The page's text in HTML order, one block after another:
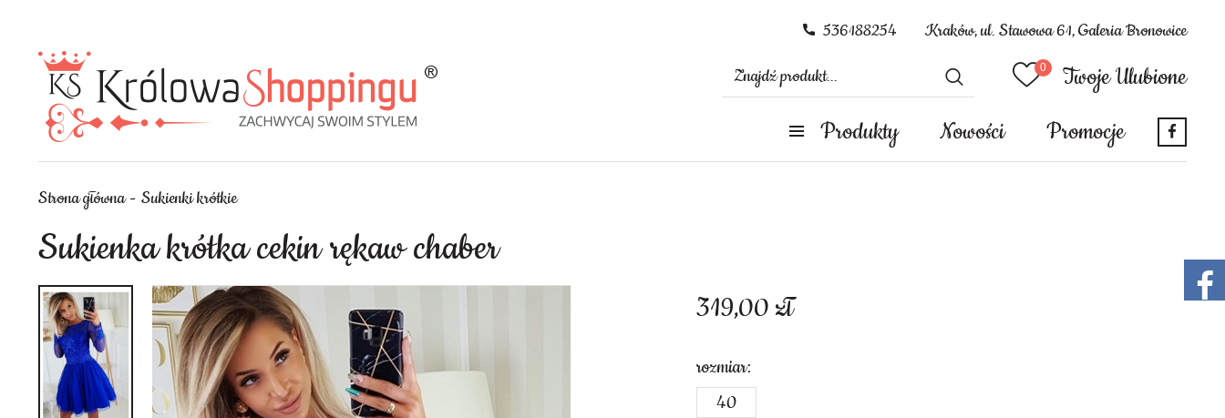
Kraków, ul. Stawowa 61, Galeria Bronowice
536188254
Twoje Ulubione
Produkty
Nowości Promocje
Strona główna Sukienki krótkie
Sukienka krótka cekin rękaw chaber
319,00 zł
rozmiar:
40